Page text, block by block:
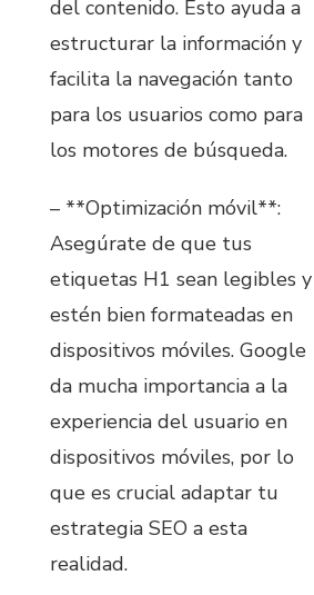
del contenido. Esto ayuda a
estructurar la información y
facilita la navegación tanto
para los usuarios como para
los motores de búsqueda.
– **Optimización móvil**:
Asegúrate de que tus
etiquetas H1 sean legibles y
estén bien formateadas en
dispositivos móviles. Google
da mucha importancia a la
experiencia del usuario en
dispositivos móviles, por lo
que es crucial adaptar tu
estrategia SEO a esta
realidad.